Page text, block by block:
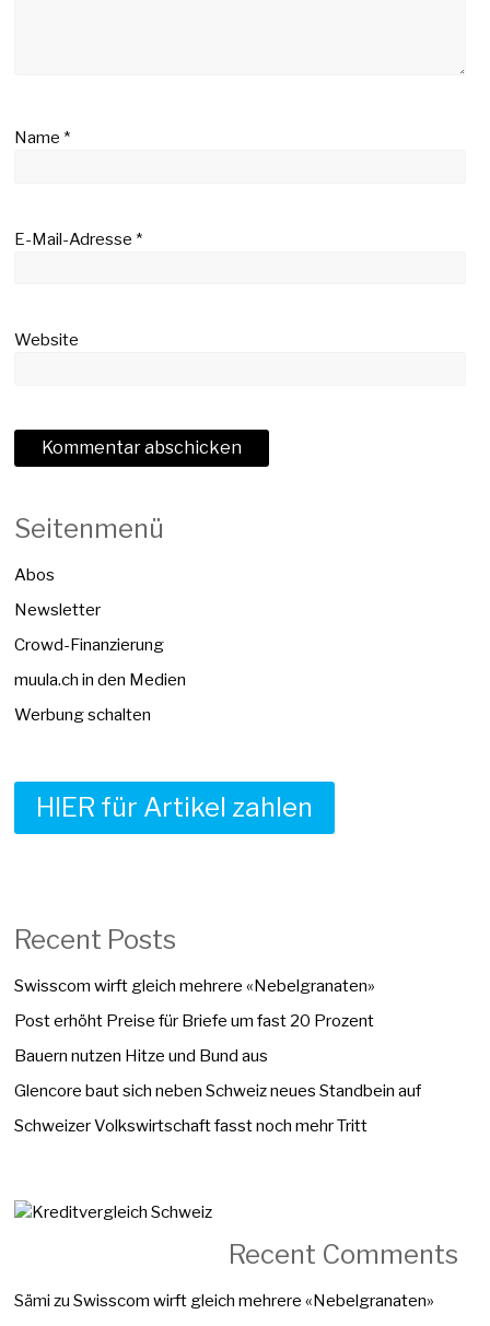
Name*
E-Mail-Adresse*
Website
Seitenmenü
Abos
Newsletter
Crowd-Finanzierung
muula.ch in den Medien
Werbung schalten
HIER für Artikel zahlen
Recent Posts
Swisscom wirft gleich mehrere «Nebelgranaten»
Post erhöht Preise für Briefe um fast 20 Prozent
Bauern nutzen Hitze und Bund aus
Glencore baut sich neben Schweiz neues Standbein auf
Schweizer Volkswirtschaft fasst noch mehr Tritt
Recent Comments
Sämi zuSwisscom wirft gleich mehrere «Nebelgranaten»